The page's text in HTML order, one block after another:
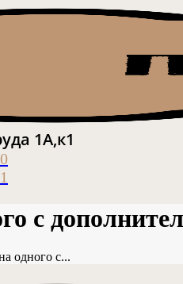
1А,к1
с
одного с...